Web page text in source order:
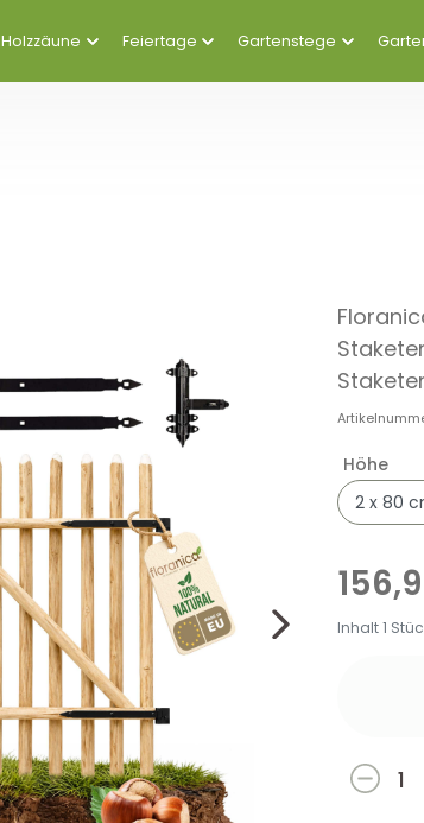
Holzzäune Feiertage Gartenstege
Höhe
Inhalt1